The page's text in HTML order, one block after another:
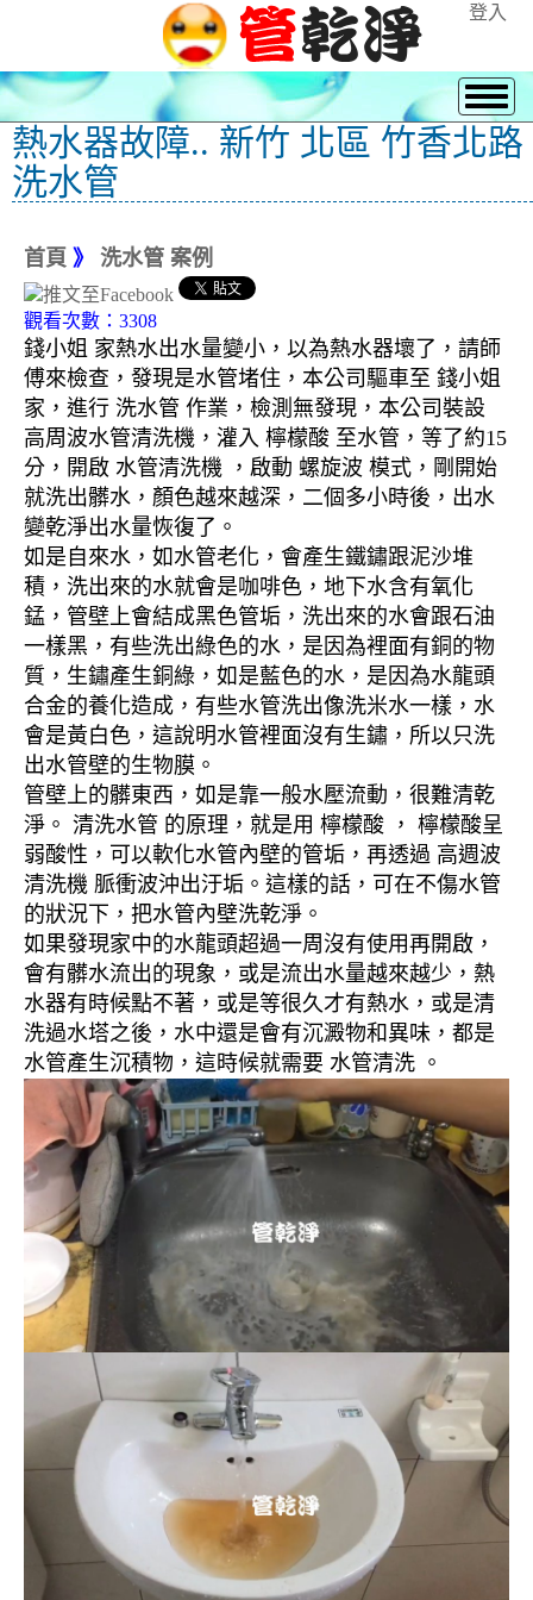
登入
熱水器故障.. 新竹 北區 竹香北路
洗水管
首頁 》 洗水管 案例
觀看次數：3308
錢小姐 家熱水出水量變小，以為熱水器壞了，請師
傅來檢查，發現是水管堵住，本公司驅車至 錢小姐
家，進行 洗水管 作業，檢測無發現，本公司裝設
高周波水管清洗機，灌入 檸檬酸 至水管，等了約15
分，開啟 水管清洗機 ，啟動 螺旋波 模式，剛開始
就洗出髒水，顏色越來越深，二個多小時後，出水
變乾淨出水量恢復了。
如是自來水，如水管老化，會產生鐵鏽跟泥沙堆
積，洗出來的水就會是咖啡色，地下水含有氧化
錳，管壁上會結成黑色管垢，洗出來的水會跟石油
一樣黑，有些洗出綠色的水，是因為裡面有銅的物
質，生鏽產生銅綠，如是藍色的水，是因為水龍頭
合金的養化造成，有些水管洗出像洗米水一樣，水
會是黃白色，這說明水管裡面沒有生鏽，所以只洗
出水管壁的生物膜。
管壁上的髒東西，如是靠一般水壓流動，很難清乾
淨。 清洗水管 的原理，就是用 檸檬酸 ， 檸檬酸呈
弱酸性，可以軟化水管內壁的管垢，再透過 高週波
清洗機 脈衝波沖出汙垢。這樣的話，可在不傷水管
的狀況下，把水管內壁洗乾淨。
如果發現家中的水龍頭超過一周沒有使用再開啟，
會有髒水流出的現象，或是流出水量越來越少，熱
水器有時候點不著，或是等很久才有熱水，或是清
洗過水塔之後，水中還是會有沉澱物和異味，都是
水管產生沉積物，這時候就需要 水管清洗 。